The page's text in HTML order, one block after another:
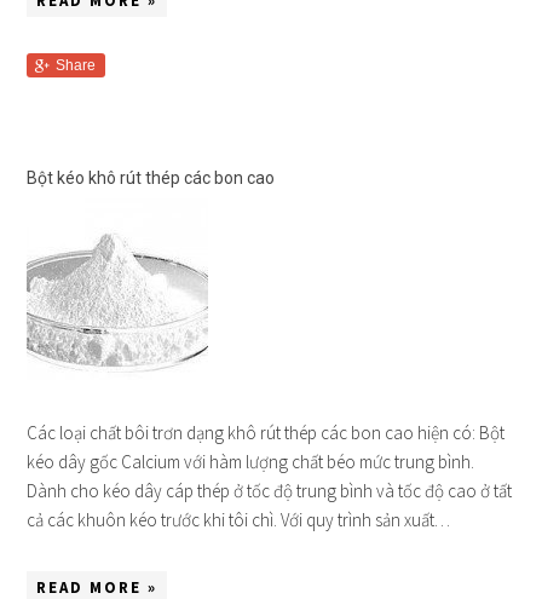
Share
Bột kéo khô rút thép các bon cao
Các loại chất bôi trơn dạng khô rút thép các bon cao hiện có: Bột
kéo dây gốc Calcium với hàm lượng chất béo mức trung bình.
Dành cho kéo dây cáp thép ở tốc độ trung bình và tốc độ cao ở tất
cả các khuôn kéo trước khi tôi chì. Với quy trình sản xuất…
READ MORE »